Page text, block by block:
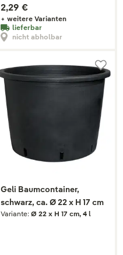
2,29 €
+ weitere Varianten
lieferbar
nicht abholbar
Geli Baumcontainer,
schwarz, ca. Ø 22 x H 17 cm
Variante: Ø 22 x H 17 cm, 4 l